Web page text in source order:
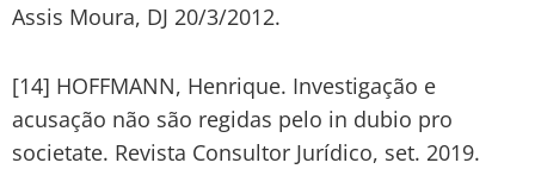
Assis Moura, DJ 20/3/2012.
[14] HOFFMANN, Henrique. Investigação e
acusação não são regidas pelo in dubio pro
societate. Revista Consultor Jurídico, set. 2019.